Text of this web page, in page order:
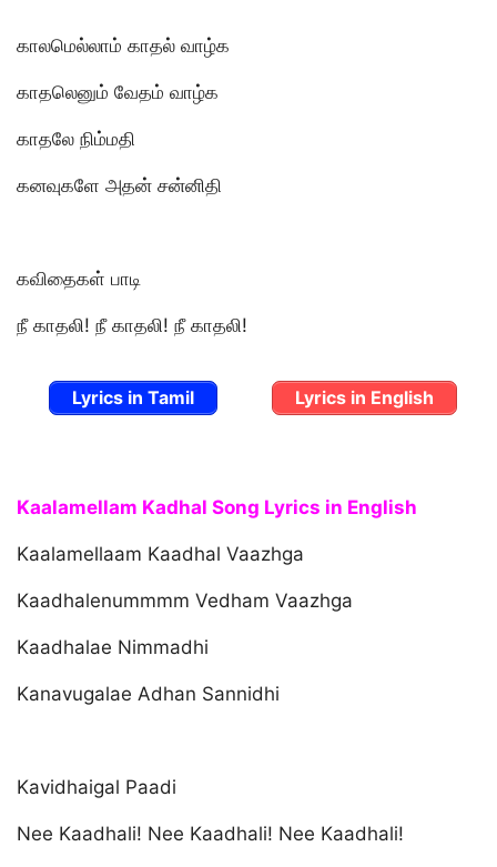
காலமெல்லாம் காதல் வாழ்க
காதலெனும் வேதம் வாழ்க
காதலே நிம்மதி
கனவுகளே அதன் சன்னிதி
கவிதைகள் பாடி
நீ காதலி! நீ காதலி! நீ காதலி!
Lyrics in Tamil Lyrics in English
Kaalamellam Kadhal Song Lyrics in English
Kaalamellaam Kaadhal Vaazhga
Kaadhalenummmm Vedham Vaazhga
Kaadhalae Nimmadhi
Kanavugalae Adhan Sannidhi
Kavidhaigal Paadi
Nee Kaadhali! Nee Kaadhali! Nee Kaadhali!